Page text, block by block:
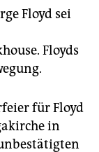
Floyd sei
Floyds
für Floyd
in